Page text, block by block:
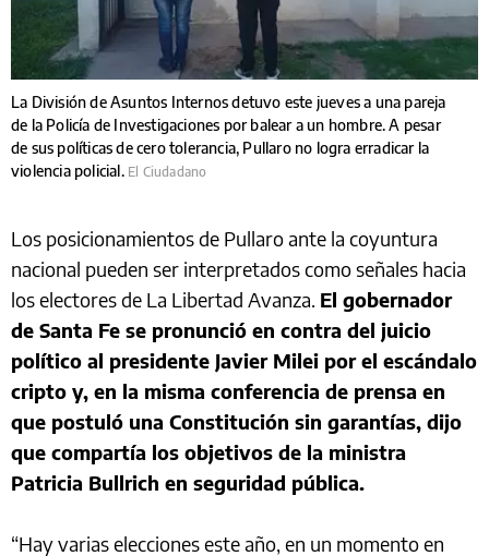
La División de Asuntos Internos detuvo este jueves a una pareja
de la Policía de Investigaciones por balear a un hombre. A pesar
de sus políticas de cero tolerancia, Pullaro no logra erradicar la
violencia policial. El Ciudadano
Los posicionamientos de Pullaro ante la coyuntura
nacional pueden ser interpretados como señales hacia
los electores de La Libertad Avanza. El gobernador
de Santa Fe se pronunció en contra del juicio
político al presidente Javier Milei por el escándalo
cripto y, en la misma conferencia de prensa en
que postuló una Constitución sin garantías, dijo
que compartía los objetivos de la ministra
Patricia Bullrich en seguridad pública.
“Hay varias elecciones este año, en un momento en